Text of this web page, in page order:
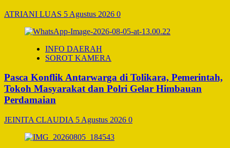
ATRIANI LUAS 5 Agustus 2026 0
INFO DAERAH
SOROT KAMERA
Pasca Konflik Antarwarga di Tolikara, Pemerintah,
Tokoh Masyarakat dan Polri Gelar Himbauan
Perdamaian
JEINITA CLAUDIA 5 Agustus 2026 0